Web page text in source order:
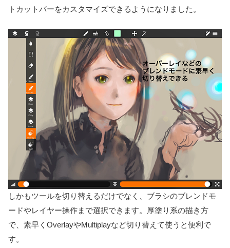
トカットバーをカスタマイズできるようになりました。
しかもツールを切り替えるだけでなく、ブラシのブレンドモ
ードやレイヤー操作まで選択できます。厚塗り系の描き方
で、素早くOverlayやMultiplayなど切り替えて使うと便利で
す。